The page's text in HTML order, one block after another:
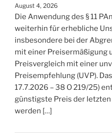
August 4, 2026
Die Anwendung des § 11
weiterhin für erhebliche
insbesondere bei der
mit einer Preisermäßigung
Preisvergleich mit einer
Preisempfehlung (UVP).
17.7.2026 – 38 O 219/25)
günstigste Preis der letzten
werden […]